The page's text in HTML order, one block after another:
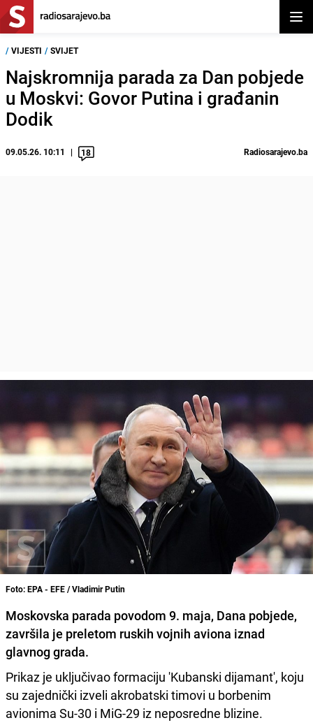
/ VIJESTI / SVIJET
Najskromnija parada za Dan pobjede
u Moskvi: Govor Putina i građanin
Dodik
09.05.26. 10:11 18 Radiosarajevo.ba
Foto: EPA - EFE / Vladimir Putin
Moskovska parada povodom 9. maja, Dana pobjede,
završila je preletom ruskih vojnih aviona iznad
glavnog grada.
Prikaz je uključivao formaciju 'Kubanski dijamant', koju
su zajednički izveli akrobatski timovi u borbenim
avionima Su-30 i MiG-29 iz neposredne blizine.